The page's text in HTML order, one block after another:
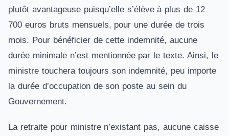
plutôt avantageuse puisqu’elle s’élève à plus de 12
700 euros bruts mensuels, pour une durée de trois
mois. Pour bénéficier de cette indemnité, aucune
durée minimale n’est mentionnée par le texte. Ainsi, le
ministre touchera toujours son indemnité, peu importe
la durée d’occupation de son poste au sein du
Gouvernement.
La retraite pour ministre n’existant pas, aucune caisse